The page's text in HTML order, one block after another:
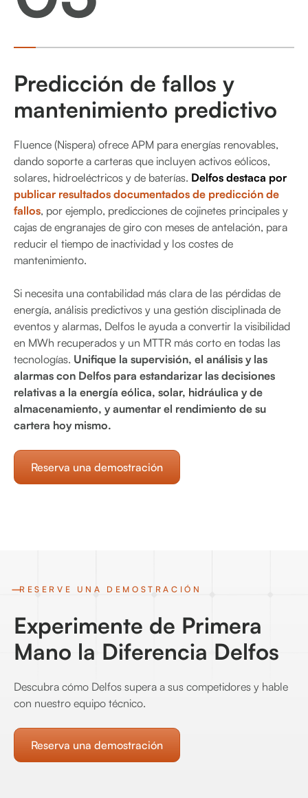
Predicción de fallos y
mantenimiento predictivo
Fluence (Nispera) ofrece APM para energías renovables,
dando soporte a carteras que incluyen activos eólicos,
solares, hidroeléctricos y de baterías. Delfos destaca por
publicar resultados documentados de predicción de
fallos, por ejemplo, predicciones de cojinetes principales y
cajas de engranajes de giro con meses de antelación, para
reducir el tiempo de inactividad y los costes de
mantenimiento.
Si necesita una contabilidad más clara de las pérdidas de
energía, análisis predictivos y una gestión disciplinada de
eventos y alarmas, Delfos le ayuda a convertir la visibilidad
en MWh recuperados y un MTTR más corto en todas las
tecnologías. Unifique la supervisión, el análisis y las
alarmas con Delfos para estandarizar las decisiones
relativas a la energía eólica, solar, hidráulica y de
almacenamiento, y aumentar el rendimiento de su
cartera hoy mismo.
Reserva una demostración
RESERVE UNA DEMOSTRACIÓN
Experimente de Primera
Mano la Diferencia Delfos
Descubra cómo Delfos supera a sus competidores y hable
con nuestro equipo técnico.
Reserva una demostración